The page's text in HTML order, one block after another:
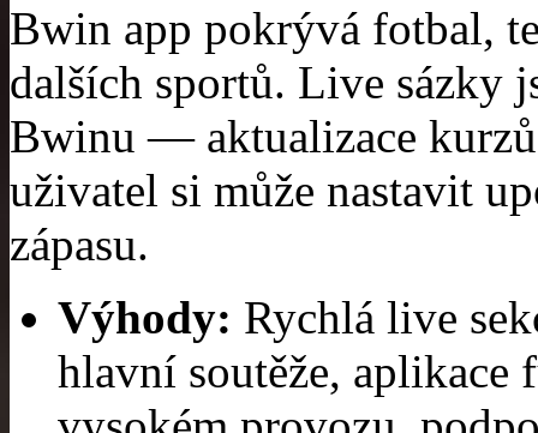
Bwin app pokrývá fotbal,
dalších sportů. Live sázky
Bwinu — aktualizace
uživatel si může nastavit
zápasu.
Výhody: Rychlá live
hlavní soutěže,